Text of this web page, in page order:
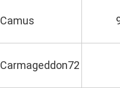
Camus
Carmageddon72